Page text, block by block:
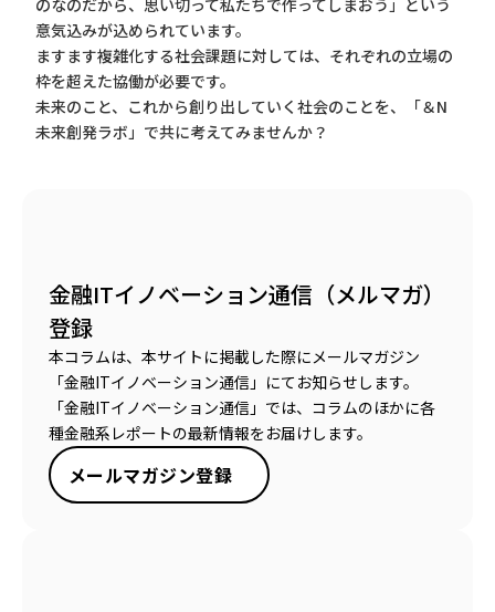
のなのだから、思い切って私たちで作ってしまおう」という
意気込みが込められています。
ますます複雑化する社会課題に対しては、それぞれの立場の
枠を超えた協働が必要です。
未来のこと、これから創り出していく社会のことを、「＆N
未来創発ラボ」で共に考えてみませんか？
金融ITイノベーション通信（メルマガ）
登録
本コラムは、本サイトに掲載した際にメールマガジン
「金融ITイノベーション通信」にてお知らせします。
「金融ITイノベーション通信」では、コラムのほかに各
種金融系レポートの最新情報をお届けします。
メールマガジン登録